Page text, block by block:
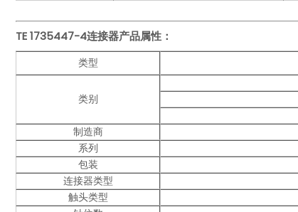
TE 1735447-4连接器产品属性：
类型
类别
制造商
系列
包装
连接器类型
触头类型